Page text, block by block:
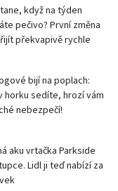
když na týden
pečivo? První změna
překvapivě rychle
bijí na poplach:
horku sedíte, hrozí vám
nebezpečí!
aku vrtačka Parkside
Lidl ji teď nabízí za